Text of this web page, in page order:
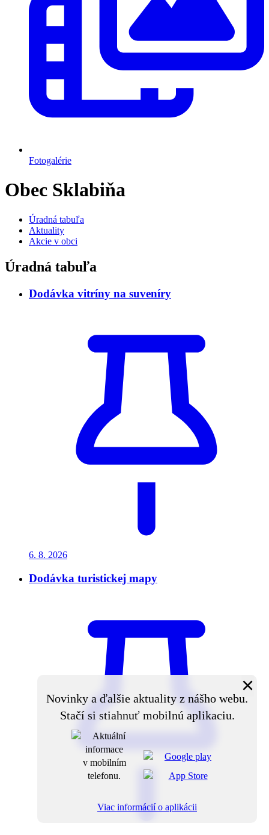
Fotogalérie
Obec Sklabiňa
Úradná tabuľa
Aktuality
Akcie v obci
Úradná tabuľa
Dodávka vitríny na suveníry
6. 8. 2026
Dodávka turistickej mapy
Novinky a ďalšie aktuality z nášho webu.
Stačí si stiahnuť mobilnú aplikaciu.
×
Viac informácií o aplikácii